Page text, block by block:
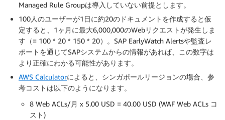
Managed Rule Groupは導入していない前提とします。
100人のユーザーが1日に約20のドキュメントを作成すると仮
定すると、1ヶ月に最大6,000,000のWebリクエストが発生しま
す（= 100 * 20 * 150 * 20）。SAP EarlyWatch Alertsや監査レ
ポートを通じてSAPシステムからの情報があれば、この数字は
より正確にわかる可能性があります。
AWS Calculatorによると、シンガポールリージョンの場合、参
考コストは以下のようになります。
8 Web ACLs/月 x 5.00 USD = 40.00 USD (WAF Web ACLs コ
スト)